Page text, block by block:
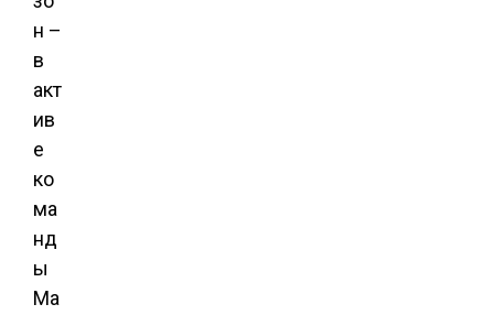
н –
в
акт
ив
е
ко
ма
нд
ы
Ма